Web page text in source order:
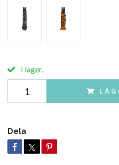
I lager.
Dela